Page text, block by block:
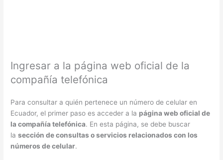
Ingresar a la página web oficial de la
compañía telefónica
Para consultar a quién pertenece un número de celular en
Ecuador, el primer paso es acceder a la página web oficial de
la compañía telefónica. En esta página, se debe buscar
lasección de consultas o servicios relacionados con los
números de celular.